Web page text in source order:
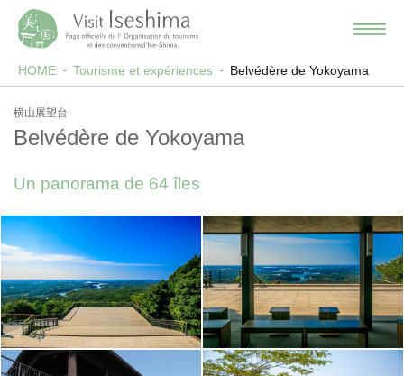
HOME Tourisme et expériences Belvédère de Yokoyama
横山展望台
Belvédère de Yokoyama
Un panorama de 64 îles